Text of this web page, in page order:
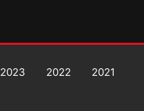
2023 2022 2021